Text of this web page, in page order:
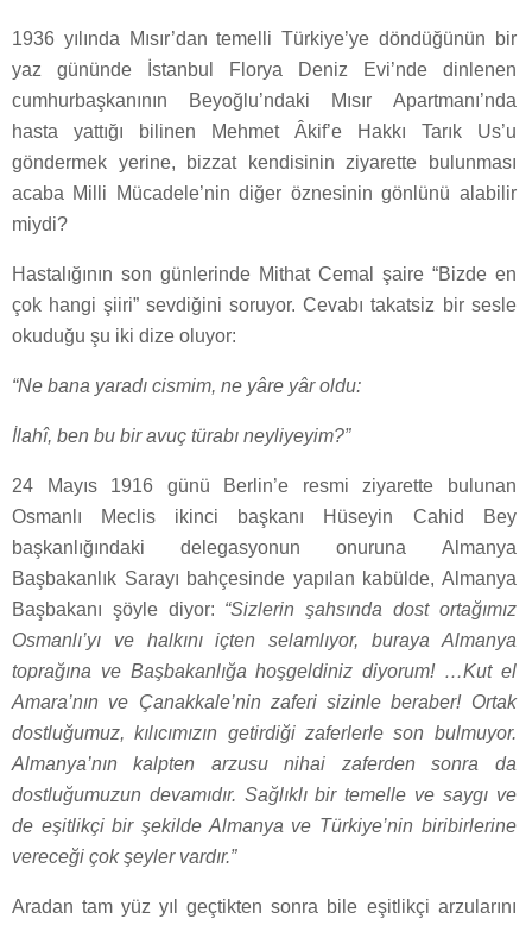
1936 yılında Mısır’dan temelli Türkiye’ye döndüğünün bir
yaz gününde İstanbul Florya Deniz Evi’nde dinlenen
cumhurbaşkanının Beyoğlu’ndaki Mısır Apartmanı’nda
hasta yattığı bilinen Mehmet Âkif’e Hakkı Tarık Us’u
göndermek yerine, bizzat kendisinin ziyarette bulunması
acaba Milli Mücadele’nin diğer öznesinin gönlünü alabilir
miydi?
Hastalığının son günlerinde Mithat Cemal şaire “Bizde en
çok hangi şiiri” sevdiğini soruyor. Cevabı takatsiz bir sesle
okuduğu şu iki dize oluyor:
“Ne bana yaradı cismim, ne yâre yâr oldu:
İlahî, ben bu bir avuç türabı neyliyeyim?”
24 Mayıs 1916 günü Berlin’e resmi ziyarette bulunan
Osmanlı Meclis ikinci başkanı Hüseyin Cahid Bey
başkanlığındaki delegasyonun onuruna Almanya
Başbakanlık Sarayı bahçesinde yapılan kabülde, Almanya
Başbakanı şöyle diyor: “Sizlerin şahsında dost ortağımız
Osmanlı’yı ve halkını içten selamlıyor, buraya Almanya
toprağına ve Başbakanlığa hoşgeldiniz diyorum! …Kut el
Amara’nın ve Çanakkale’nin zaferi sizinle beraber! Ortak
dostluğumuz, kılıcımızın getirdiği zaferlerle son bulmuyor.
Almanya’nın kalpten arzusu nihai zaferden sonra da
dostluğumuzun devamıdır. Sağlıklı bir temelle ve saygı ve
de eşitlikçi bir şekilde Almanya ve Türkiye’nin biribirlerine
vereceği çok şeyler vardır.”
Aradan tam yüz yıl geçtikten sonra bile eşitlikçi arzularını